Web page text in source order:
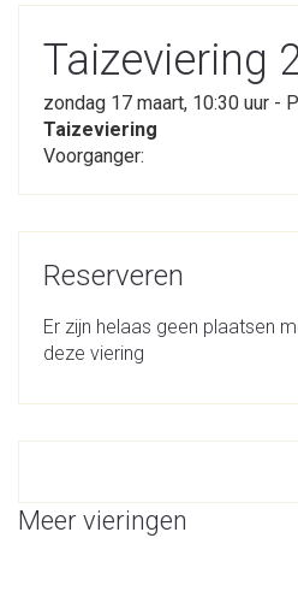
Taizeviering
zondag 17 maart, 10:30 uur -
Taizeviering
Voorganger:
Reserveren
Er zijn helaas geen plaatsen
deze viering
Meer vieringen